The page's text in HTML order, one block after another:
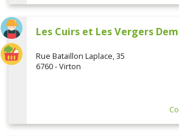
Les Cuirs et Les Vergers
Rue Bataillon Laplace, 35
6760 - Virton